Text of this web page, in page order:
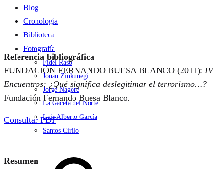
Blog
Cronología
Biblioteca
Fotografía
Fidel Raso
Jonan Zinkunegi
Jorge Nagore
La Gaceta del Norte
Luis Alberto García
Santos Cirilo
Referencia bibliográfica
FUNDACIÓN FERNANDO BUESA BLANCO (2011): IV
Encuentros: ¿Qué significa deslegitimar el terrorismo…?
Fundación Fernando Buesa Blanco.
Consultar PDF
Resumen